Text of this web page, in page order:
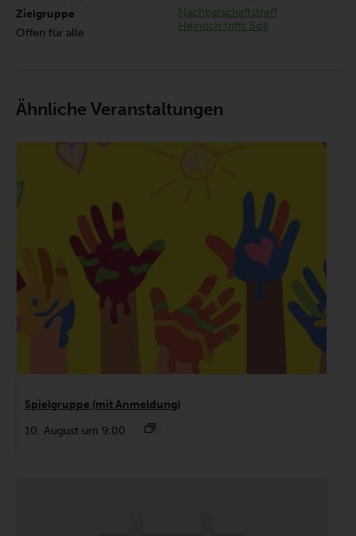
Nachbarschaftstreff
Heinrich trifft Böll
Zielgruppe
Offen für alle
Ähnliche Veranstaltungen
Spielgruppe (mit Anmeldung)
10. August um 9:00